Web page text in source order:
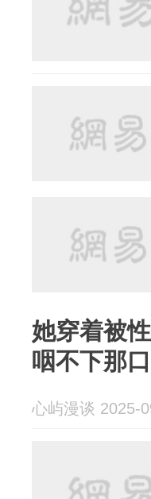
她穿着被
咽不下那
心屿漫谈 2025-